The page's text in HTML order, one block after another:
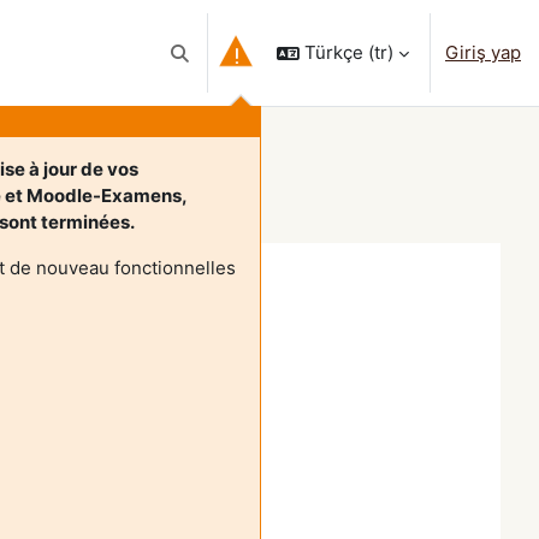
Arama girişini değiştir
à jour de vos
Moodle-Examens,
terminées.
de nouveau fonctionnelles
Türkçe ‎(tr)‎ Giriş yap